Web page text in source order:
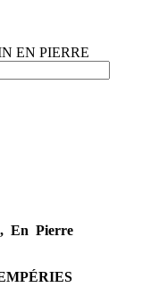
EN PIERRE
En Pierre